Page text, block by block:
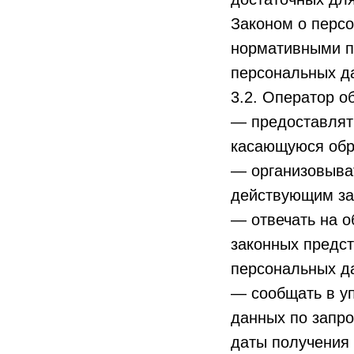
Законом о
нормативными
персональных
3.2. Оператор
—
касающуюся
—
действующим
— отвечать на
законных
персональных
— сообщать в
данных по
даты получения